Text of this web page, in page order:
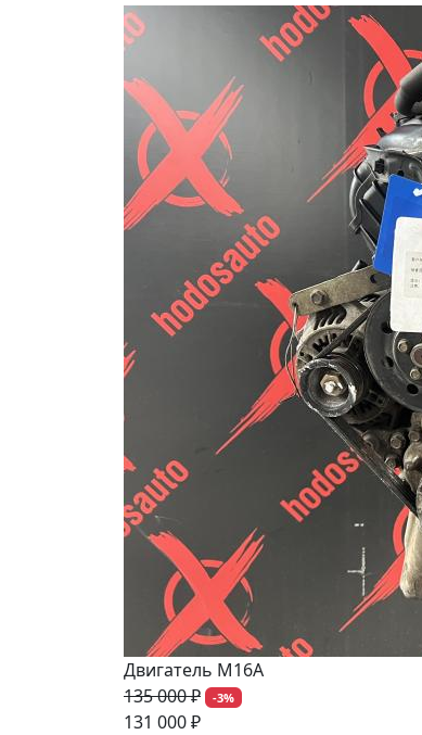
Двигатель M16A
135 000 ₽
-3%
131 000 ₽